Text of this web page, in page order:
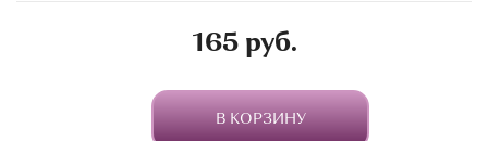
165 руб.
В КОРЗИНУ